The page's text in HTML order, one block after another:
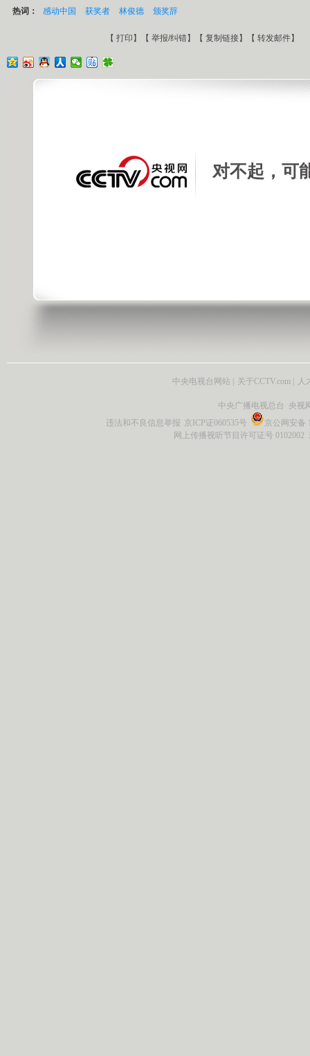
热词： 感动中国 获奖者 林俊德 颁奖辞
【 打印 】【 举报/纠错】【 复制链接】【 转发邮件】
对不起，可
中央电视台网站 关于CCTV.com 人
中央广播电视总台 央视
违法和不良信息举报 京ICP证060535号
京公网安备
网上传播视听节目许可证号 0102002